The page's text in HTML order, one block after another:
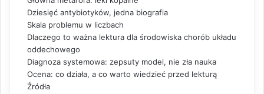
Dziesięć antybiotyków, jedna biografia
Skala problemu w liczbach
Dlaczego to ważna lektura dla środowiska chorób układu
oddechowego
Diagnoza systemowa: zepsuty model, nie zła nauka
Ocena: co działa, a co warto wiedzieć przed lekturą
Źródła